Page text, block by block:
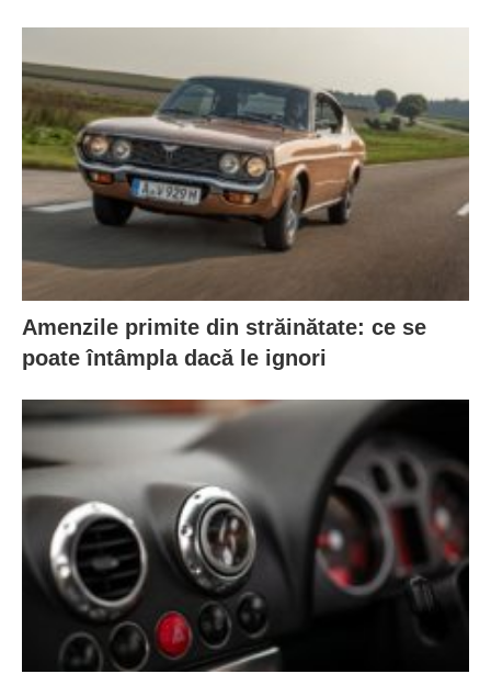
Amenzile primite din străinătate: ce se
poate întâmpla dacă le ignori